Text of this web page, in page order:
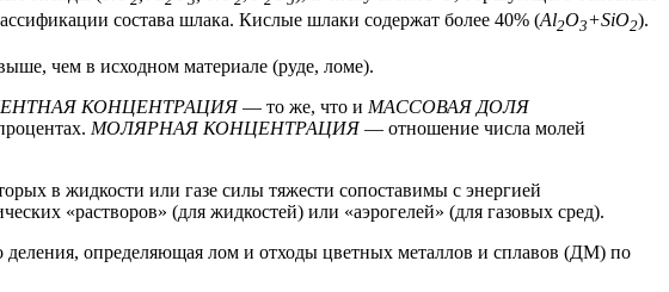
состава шлака. Кислые шлаки содержат более 40% (Al2O3+SiO2).
чем в исходном материале (руде, ломе).
КОНЦЕНТРАЦИЯ — то же, что и МАССОВАЯ ДОЛЯ
МОЛЯРНАЯ КОНЦЕНТРАЦИЯ — отношение числа молей
в жидкости или газе силы тяжести сопоставимы с энергией
«растворов» (для жидкостей) или «аэрогелей» (для газовых сред).
деления, определяющая лом и отходы цветных металлов и сплавов (ДМ) по